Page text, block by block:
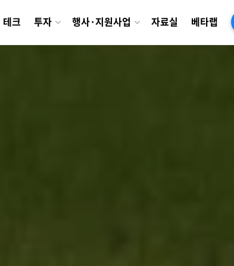
테크 투자 행사·지원사업 자료실 베타랩